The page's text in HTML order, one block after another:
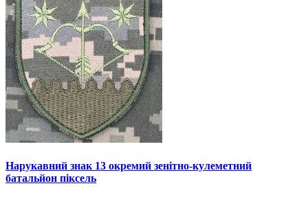
Нарукавний знак 13 окремий зенітно-кулеметний
батальйон піксель